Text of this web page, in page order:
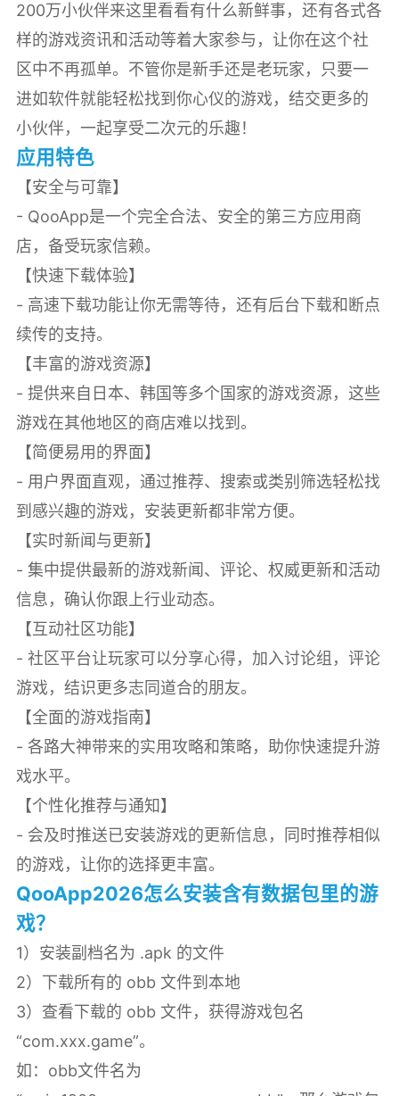
200万小伙伴来这里看看有什么新鲜事，还有各式各
样的游戏资讯和活动等着大家参与，让你在这个社
区中不再孤单。不管你是新手还是老玩家，只要一
进如软件就能轻松找到你心仪的游戏，结交更多的
小伙伴，一起享受二次元的乐趣！
应用特色
【安全与可靠】
- QooApp是一个完全合法、安全的第三方应用商
店，备受玩家信赖。
【快速下载体验】
- 高速下载功能让你无需等待，还有后台下载和断点
续传的支持。
【丰富的游戏资源】
- 提供来自日本、韩国等多个国家的游戏资源，这些
游戏在其他地区的商店难以找到。
【简便易用的界面】
- 用户界面直观，通过推荐、搜索或类别筛选轻松找
到感兴趣的游戏，安装更新都非常方便。
【实时新闻与更新】
- 集中提供最新的游戏新闻、评论、权威更新和活动
信息，确认你跟上行业动态。
【互动社区功能】
- 社区平台让玩家可以分享心得，加入讨论组，评论
游戏，结识更多志同道合的朋友。
【全面的游戏指南】
- 各路大神带来的实用攻略和策略，助你快速提升游
戏水平。
【个性化推荐与通知】
- 会及时推送已安装游戏的更新信息，同时推荐相似
的游戏，让你的选择更丰富。
QooApp2026怎么安装含有数据包里的游
戏？
1）安装副档名为 .apk 的文件
2）下载所有的 obb 文件到本地
3）查看下载的 obb 文件，获得游戏包名
“com.xxx.game”。
如：obb文件名为